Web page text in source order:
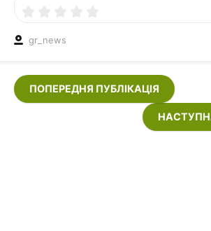
gr_news
ПОПЕРЕДНЯ ПУБЛІКАЦІЯ